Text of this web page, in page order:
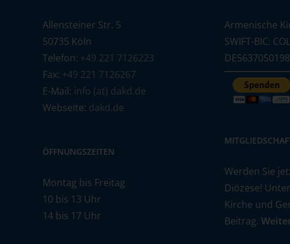
Allensteiner Str. 5
50735 Köln
Telefon: +49 221 7126223
Fax: +49 221 7126267
E-Mail: info (at) dakd.de
Webseite: dakd.de
ÖFFNUNGSZEITEN
Montag bis Freitag
10 bis 13 Uhr
14 bis 17 Uhr
Armenische
SWIFT-BIC:
Werden Sie
Diözese!
Kirche und
Beitrag.